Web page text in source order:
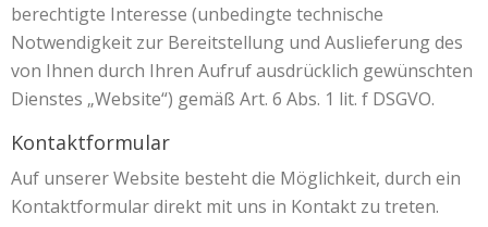
berechtigte Interesse (unbedingte technische
Notwendigkeit zur Bereitstellung und Auslieferung des
von Ihnen durch Ihren Aufruf ausdrücklich gewünschten
Dienstes „Website“) gemäß Art. 6 Abs. 1 lit. f DSGVO.
Kontaktformular
Auf unserer Website besteht die Möglichkeit, durch ein
Kontaktformular direkt mit uns in Kontakt zu treten.